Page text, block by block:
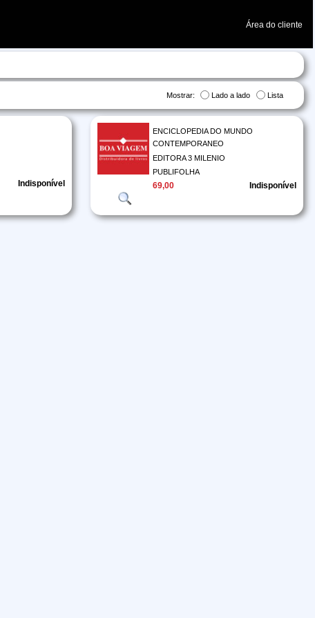
Área do cliente
Mostrar: Lado a lado Lista
Indisponível
ENCICLOPEDIA DO MUNDO
CONTEMPORANEO
EDITORA 3 MILENIO
PUBLIFOLHA
69,00 Indisponível